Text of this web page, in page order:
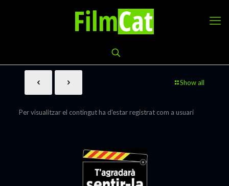
Show all
Per visualitzar el contingut ha d'estar registrat com a usuari